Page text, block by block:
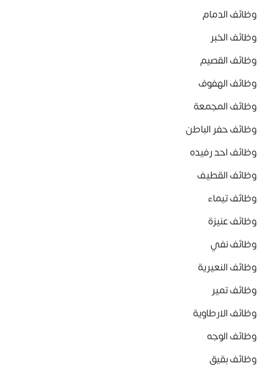
وظائف الدمام
وظائف الخبر
وظائف القصيم
وظائف الهفوف
وظائف المجمعة
وظائف حفر الباطن
وظائف احد رفيده
وظائف القطيف
وظائف تيماء
وظائف عنيزة
وظائف نفي
وظائف النعيرية
وظائف تمير
وظائف الارطاوية
وظائف الوجه
وظائف بقيق